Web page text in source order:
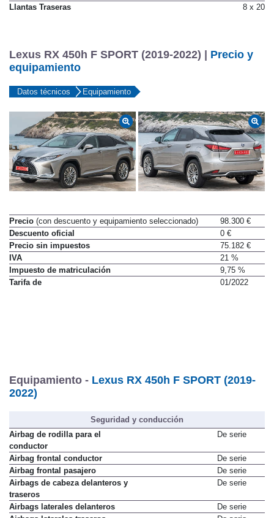
Llantas Traseras
8 x 20
Lexus RX 450h F SPORT (2019-2022) | Precio y
equipamiento
Datos técnicos Equipamiento
Precio (con descuento y equipamiento seleccionado)
98.300 €
Descuento oficial
0 €
Precio sin impuestos
75.182 €
IVA
21 %
Impuesto de matriculación
9,75 %
Tarifa de
01/2022
Equipamiento - Lexus RX 450h F SPORT (2019-
2022)
Seguridad y conducción
Airbag de rodilla para el
conductor
De serie
Airbag frontal conductor
De serie
Airbag frontal pasajero
De serie
Airbags de cabeza delanteros y
traseros
De serie
Airbags laterales delanteros
De serie